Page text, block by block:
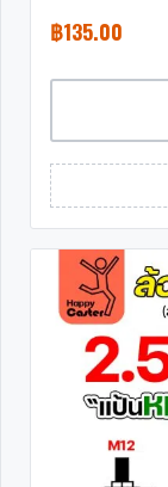
฿135.00